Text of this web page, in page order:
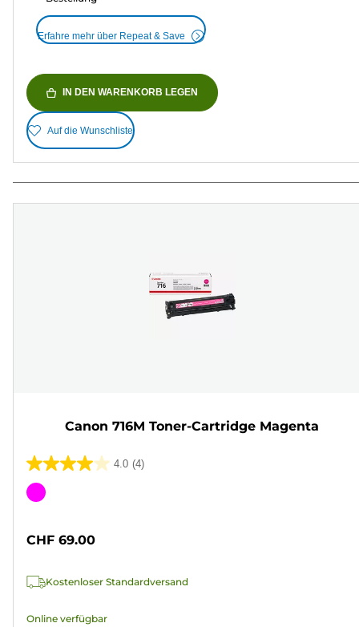
Erfahre mehr über Repeat & Save
IN DEN WARENKORB LEGEN
Auf die Wunschliste
Canon 716M Toner-Cartridge Magenta
4.0 (4)
4.0
von
4
Farbpatrone
CHF 69.00
Kostenloser Standardversand
Online verfügbar